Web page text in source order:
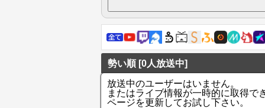
勢い順 [0人放送中]
放送中のユーザーはいません。
またはライブ情報が一時的に取得で
ページを更新してお試し下さい。